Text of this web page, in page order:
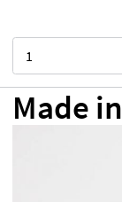
Made